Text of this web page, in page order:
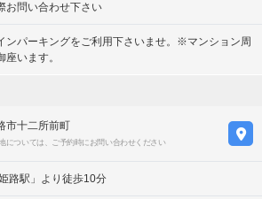
お問い合わせ下さい
ンパーキングをご利用下さいませ。※マンション周
座います。
市十二所前町
については、ご予約時にお問い合わせください
路駅」より徒歩10分